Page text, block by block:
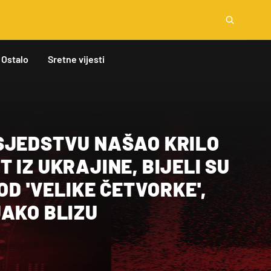
Ostalo Sretne vijesti
NAŠAO KRILO
IZ UKRAJINE, BIJELI SU
'VELIKE ČETVORKE',
BLIZU